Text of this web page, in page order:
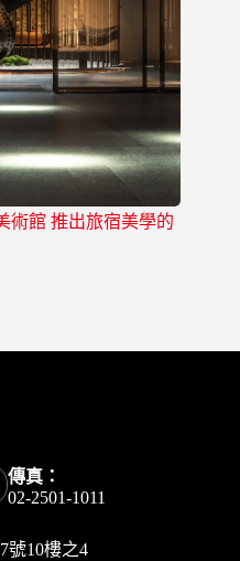
術館 推出旅宿美學的
傳真：
02-2501-1011
號10樓之4